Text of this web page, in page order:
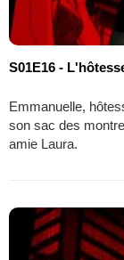
S01E16 -
Emmanuelle,
son sac des
amie Laura.